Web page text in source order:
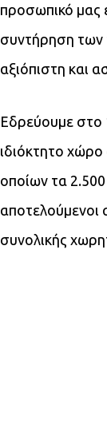
προσωπικό μας
συντήρηση των
αξιόπιστη και
Εδρεύουμε στο
ιδιόκτητο
οποίων τα 2.500
συνολικής